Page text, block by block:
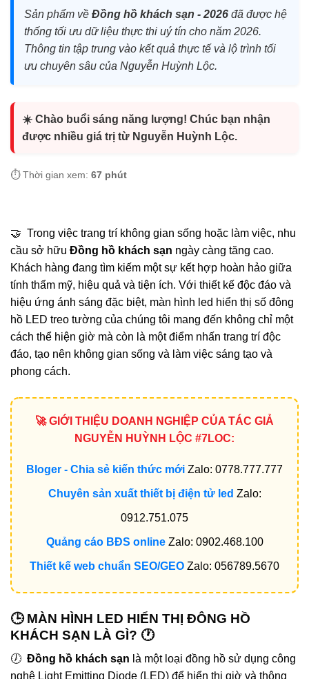
Sản phẩm về Đồng hồ khách sạn - 2026 đã được hệ
thống tối ưu dữ liệu thực thi uý tín cho năm 2026.
Thông tin tập trung vào kết quả thực tế và lộ trình tối
ưu chuyên sâu của Nguyễn Huỳnh Lộc.
☀️ Chào buổi sáng năng lượng! Chúc bạn nhận
được nhiều giá trị từ Nguyễn Huỳnh Lộc.
⏱️ Thời gian xem: 67 phút
🤝 Trong việc trang trí không gian sống hoặc làm việc, nhu
cầu sở hữu Đồng hồ khách sạn ngày càng tăng cao.
Khách hàng đang tìm kiếm một sự kết hợp hoàn hảo giữa
tính thẩm mỹ, hiệu quả và tiện ích. Với thiết kế độc đáo và
hiệu ứng ánh sáng đặc biệt, màn hình led hiển thị số đông
hồ LED treo tường của chúng tôi mang đến không chỉ một
cách thể hiện giờ mà còn là một điểm nhấn trang trí độc
đáo, tạo nên không gian sống và làm việc sáng tạo và
phong cách.
🚀 GIỚI THIỆU DOANH NGHIỆP CỦA TÁC GIẢ
NGUYỄN HUỲNH LỘC #7LOC:
Bloger - Chia sẻ kiến thức mới Zalo: 0778.777.777
Chuyên sản xuất thiết bị điện tử led Zalo:
0912.751.075
Quảng cáo BĐS onlineZalo: 0902.468.100
Thiết kế web chuẩn SEO/GEO Zalo: 056789.5670
🕒 MÀN HÌNH LED HIỂN THỊ ĐÔNG HỒ
KHÁCH SẠN LÀ GÌ? 🕐
🕖 Đồng hồ khách sạn là một loại đồng hồ sử dụng công
nghệ Light Emitting Diode (LED) để hiển thị giờ và thông